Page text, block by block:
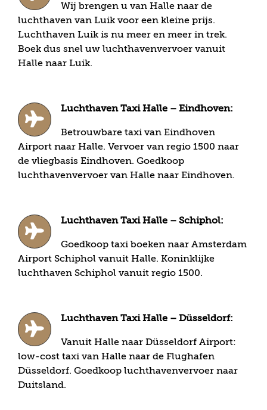
Wij brengen u van Halle naar de
luchthaven van Luik voor een kleine prijs.
Luchthaven Luik is nu meer en meer in trek.
Boek dus snel uw luchthavenvervoer vanuit
Halle naar Luik.
Luchthaven Taxi Halle – Eindhoven:
Betrouwbare taxi van Eindhoven
Airport naar Halle. Vervoer van regio 1500 naar
de vliegbasis Eindhoven. Goedkoop
luchthavenvervoer van Halle naar Eindhoven.
Luchthaven Taxi Halle – Schiphol:
Goedkoop taxi boeken naar Amsterdam
Airport Schiphol vanuit Halle. Koninklijke
luchthaven Schiphol vanuit regio 1500.
Luchthaven Taxi Halle – Düsseldorf:
Vanuit Halle naar Düsseldorf Airport:
low-cost taxi van Halle naar de Flughafen
Düsseldorf. Goedkoop luchthavenvervoer naar
Duitsland.